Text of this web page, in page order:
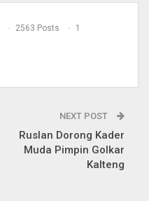
2563 Posts 1
NEXT POST
Ruslan Dorong Kader
Muda Pimpin Golkar
Kalteng